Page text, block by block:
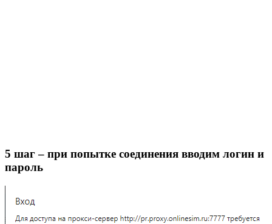
5 шаг – при попытке соединения вводим логин и
пароль